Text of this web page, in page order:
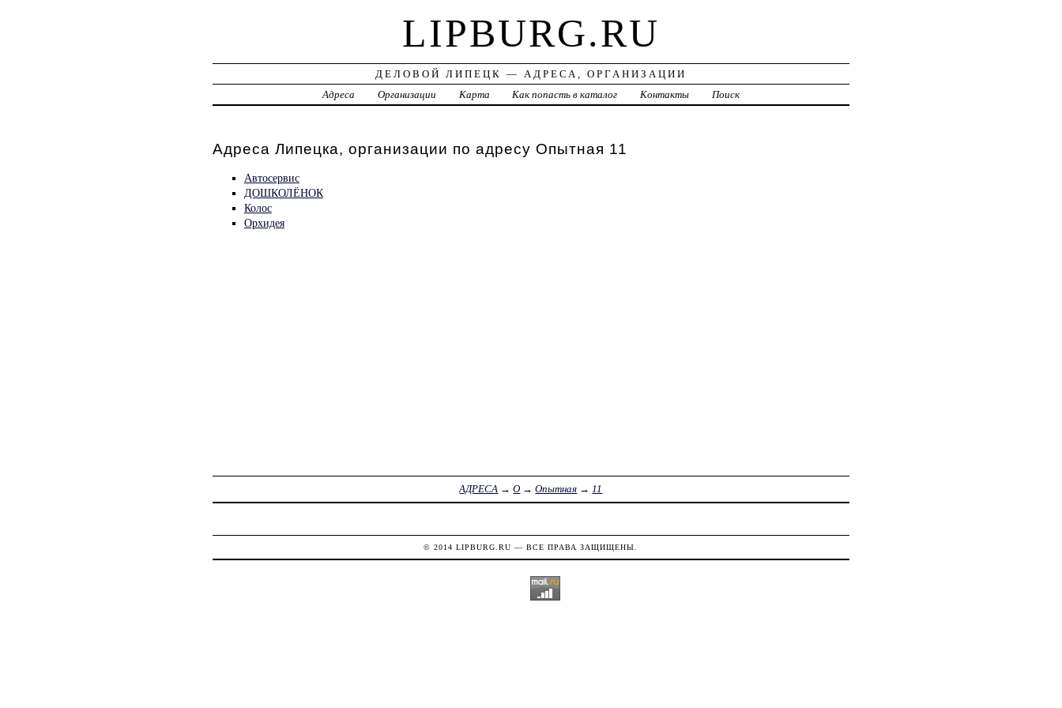
LIPBURG.RU
ДЕЛОВОЙ ЛИПЕЦК — АДРЕСА, ОРГАНИЗАЦИИ
Адреса
Организации Карта Как попасть в каталог Контакты Поиск
Адреса Липецка, организации по адресу Опытная 11
Автосервис
ДОШКОЛЁНОК
Колос
Орхидея
АДРЕСА →О →Опытная →11
© 2014LIPBURG.RU — ВСЕ ПРАВА ЗАЩИЩЕНЫ.